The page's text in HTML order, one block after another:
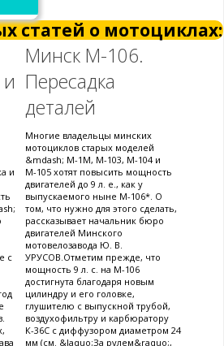
статей о мотоциклах:
и
с
Минск М-106.
Пересадка
деталей
Многие владельцы минских
мотоциклов старых моделей
&mdash; М-1М, М-103, М-104 и
М-105 хотят повысить мощность
двигателей до 9 л. е., как у
выпускаемого ныне М-106*. О
том, что нужно для этого сделать,
рассказывает начальник бюро
двигателей Минского
мотовелозавода Ю. В.
УРУСОВ.Отметим прежде, что
мощность 9 л. с. на М-106
достигнута благодаря новым
цилиндру и его головке,
глушителю с выпускной трубой,
воздухофильтру и карбюратору
К-36С с диффузором диаметром 24
мм (см. &laquo;За рулем&raquo;,